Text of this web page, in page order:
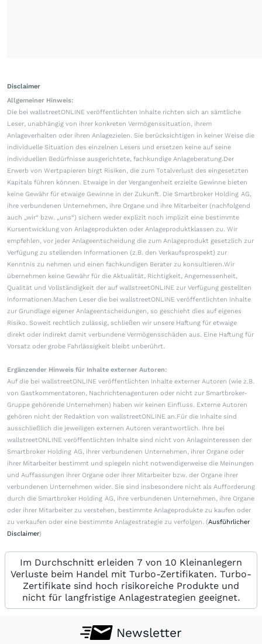
Disclaimer
Allgemeiner Hinweis:
Die bei wallstreetONLINE veröffentlichten Inhalte richten sich an sämtliche
Leser, unabhängig von ihrer konkreten Vermögenssituation, ihrem
Anlageverhalten oder ihren Anlagezielen. Sie berücksichtigen in keiner Weise die
individuelle Situation des einzelnen Lesers und ersetzen keine auf seine
individuellen Bedürfnisse ausgerichtete, fachkundige Anlageberatung.Der
Erwerb von Wertpapieren birgt Risiken, die zum Totalverlust des eingesetzten
Kapitals führen können. Etwaige in der Vergangenheit erzielte Gewinne bieten
keine Gewähr für etwaige Gewinne in der Zukunft. Die Smartbroker Holding AG,
ihre verbundenen Unternehmen, ihre Organe und ihre Mitarbeiter (nachfolgend
auch „wir“ bzw. „uns“) sichern weder explizit noch implizit eine bestimmte
Kursentwicklung von Anlageprodukten oder Anlageproduktklassen zu. Wir
empfehlen, vor jeder Anlageentscheidung die zum Anlageprodukt gesetzlich zur
Verfügung zu stellenden Informationen (z.B. den Verkaufsprospekt) zur
Kenntnis zu nehmen und einen fachkundigen Berater zu konsultieren.Wir
übernehmen keine Gewähr für die Aktualität, Richtigkeit, Angemessenheit,
Qualität und Vollständigkeit der auf wallstreetONLINE zur Verfügung gestellten
Informationen.Machen Leser die bei wallstreetONLINE veröffentlichten Inhalte
zur Grundlage eigener Anlageentscheidungen, so geschieht dies auf eigenes
Risiko. Soweit rechtlich zulässig, schließen wir unsere Haftung für etwaige
direkt oder indirekt damit verbundene Vermögensschäden aus. Eine Haftung für
Vorsatz oder grobe Fahrlässigkeit bleibt unberührt.
Ergänzender Hinweis für Inhalte externer Autoren:
Auf die bei wallstreetONLINE veröffentlichten Inhalte externer Autoren (wie z.B.
von Gastkommentatoren, Nachrichtenagenturen oder nicht zur Smartbroker-
Gruppe gehörende Unternehmen) haben wir keinen Einfluss. Externe Autoren
gehören nicht der Redaktion von wallstreetONLINE an.Für die Inhalte sind
ausschließlich die jeweiligen externen Autoren verantwortlich. Ihre bei
wallstreetONLINE veröffentlichten Inhalte sind nicht von Anlageinteressen der
Smartbroker Holding AG, ihrer verbundenen Unternehmen, ihrer Organe oder
ihrer Mitarbeiter bestimmt und spiegeln nicht notwendigerweise die Meinungen
und Auffassungen ihrer Organe oder ihrer Mitarbeiter bzw. der Organe ihrer
verbundenen Unternehmen wider. Sie sind insbesondere nicht als Aufforderung
durch die Smartbroker Holding AG, ihre verbundenen Unternehmen, ihre Organe
oder ihrer Mitarbeiter zu verstehen, bestimmte Anlageprodukte zu kaufen oder
zu verkaufen oder eine bestimmte Anlagestrategie zu verfolgen. (Ausführlicher
Disclaimer)
Im Durchschnitt erleiden 7 von 10 Kleinanlegern
Verluste beim Handel mit Turbo-Zertifikaten. Turbo-
Zertifikate sind hoch risikoreiche Produkte und
nicht für langfristige Anlagestrategien geeignet.
Newsletter